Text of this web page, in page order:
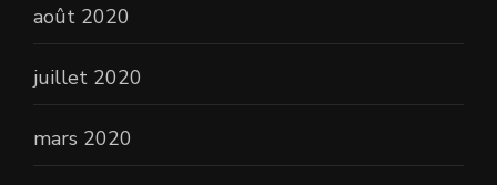
août 2020
juillet 2020
mars 2020